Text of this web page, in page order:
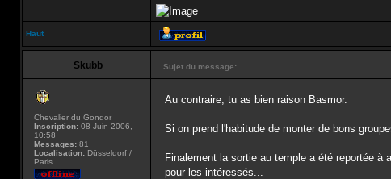
Haut
Skubb Sujet du message:
Chevalier du Gondor
Inscription: 08 Juin 2006,
10:58
Messages: 81
Localisation: Düsseldorf /
Paris
Au contraire, tu as bien raison Basmor.
Si on prend l'habitude de monter de bons
Finalement la sortie au temple a été reportée
pour les intéressés...